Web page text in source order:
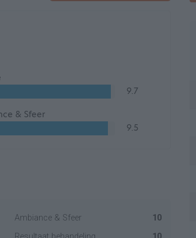
9.7
& Sfeer
9.5
Ambiance & Sfeer
10